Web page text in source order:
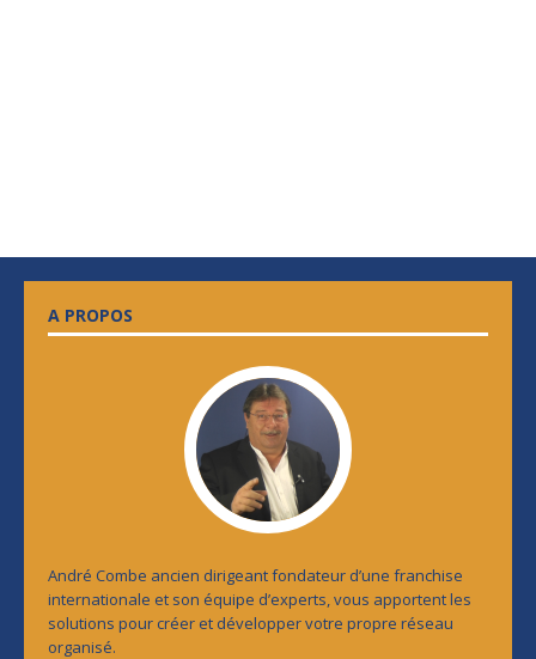
A PROPOS
André Combe ancien dirigeant fondateur d’une franchise
internationale et son équipe d’experts, vous apportent les
solutions pour créer et développer votre propre réseau
organisé.